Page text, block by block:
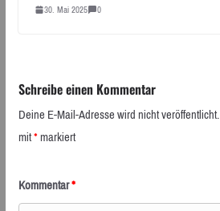
30. Mai 2025 0
Schreibe einen Kommentar
Deine E-Mail-Adresse wird nicht veröffentlicht.
mit*markiert
Kommentar*